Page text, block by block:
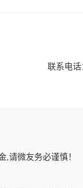
联系电话
,请微友务必谨慎！